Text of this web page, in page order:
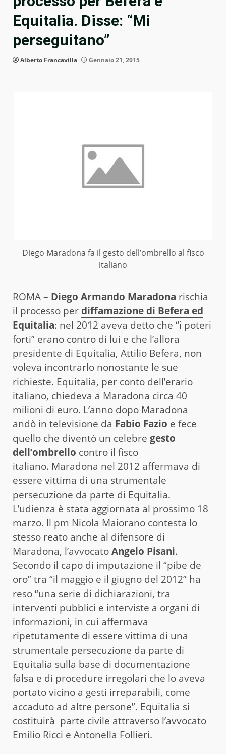
Equitalia. Disse: “Mi
perseguitano”
Alberto Francavilla Gennaio 21, 2015
Diego Maradona fa il gesto dell’ombrello al fisco
italiano
ROMA – Diego Armando Maradona rischia
il processo per diffamazione di Befera ed
Equitalia: nel 2012 aveva detto che “i poteri
forti” erano contro di lui e che l’allora
presidente di Equitalia, Attilio Befera, non
voleva incontrarlo nonostante le sue
richieste. Equitalia, per conto dell’erario
italiano, chiedeva a Maradona circa 40
milioni di euro. L’anno dopo Maradona
andò in televisione da Fabio Fazio e fece
quello che diventò un celebre gesto
dell’ombrello contro il fisco
italiano. Maradona nel 2012 affermava di
essere vittima di una strumentale
persecuzione da parte di Equitalia.
L’udienza è stata aggiornata al prossimo 18
marzo. Il pm Nicola Maiorano contesta lo
stesso reato anche al difensore di
Maradona, l’avvocatoAngelo Pisani.
Secondo il capo di imputazione il “pibe de
oro” tra “il maggio e il giugno del 2012” ha
reso “una serie di dichiarazioni, tra
interventi pubblici e interviste a organi di
informazioni, in cui affermava
ripetutamente di essere vittima di una
strumentale persecuzione da parte di
Equitalia sulla base di documentazione
falsa e di procedure irregolari che lo aveva
portato vicino a gesti irreparabili, come
accaduto ad altre persone”. Equitalia si
costituirà parte civile attraverso l’avvocato
Emilio Ricci e Antonella Follieri.